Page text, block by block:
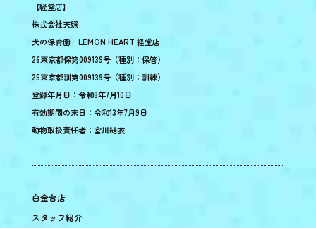
【経堂店】
株式会社天照
犬の保育園 LEMON HEART 経堂店
26東京都保第009139号（種別：保管）
25東京都訓第009139号（種別：訓練）
登録年月日：令和8年7月10日
有効期間の末日：令和13年7月9日
動物取扱責任者：宮川結衣
白金台店
スタッフ紹介